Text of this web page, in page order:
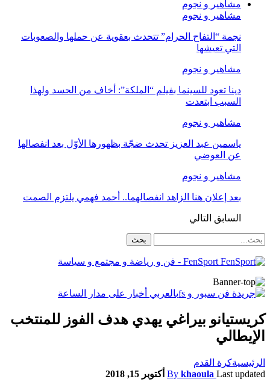
مشاهير و نجوم
مشاهير و نجوم
نجمة “التفاح الحرام” تتحدث بعقوية عن حملها والصعوبات
التي تعيشها
مشاهير و نجوم
دينا تعود للسينما بفيلم “الملكة”: أخاف من الحسد ولهذا
السبب ابتعدت
مشاهير و نجوم
ياسمين عبد العزيز تحدث ضجّة بظهورها الأوّل بعد انفصالها
عن العوضي
مشاهير و نجوم
بعد إعلان هنا الزاهد انفصالهما.. أحمد فهمي يلتزم الصمت
السابق التالي
FenSport - فن و رياضة و مجتمع و سياسة
كريستيانو بيراغي يهدي هدف الفوز للمنتخب
الإيطالي
الرئيسيةكرة القدم
By khaoula Last updated أكتوبر 15, 2018